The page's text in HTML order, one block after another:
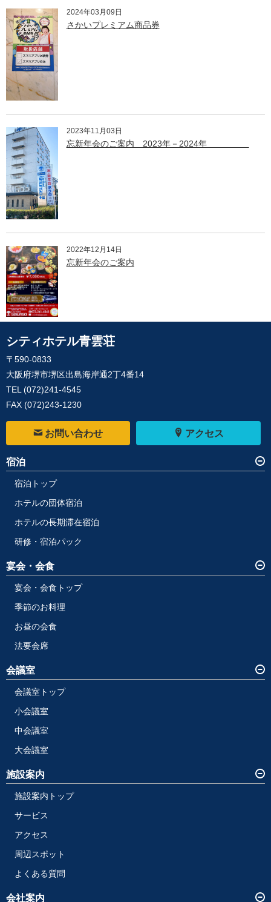
2024年03月09日
さかいプレミアム商品券
2023年11月03日
忘新年会のご案内 2023年－2024年
2022年12月14日
忘新年会のご案内
シティホテル青雲荘
〒590-0833
大阪府堺市堺区出島海岸通2丁4番14
TEL (072)241-4545
FAX (072)243-1230
お問い合わせ アクセス
宿泊
宿泊トップ
ホテルの団体宿泊
ホテルの長期滞在宿泊
研修・宿泊パック
宴会・会食
宴会・会食トップ
季節のお料理
お昼の会食
法要会席
会議室
会議室トップ
小会議室
中会議室
大会議室
施設案内
施設案内トップ
サービス
アクセス
周辺スポット
よくある質問
会社案内